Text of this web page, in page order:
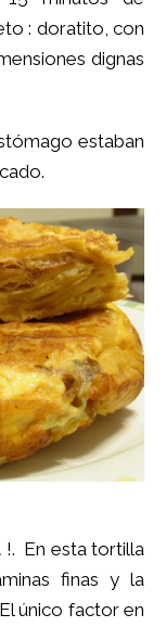
: doratito, con
dignas
estaban
!. En esta tortilla
finas y la
único factor en